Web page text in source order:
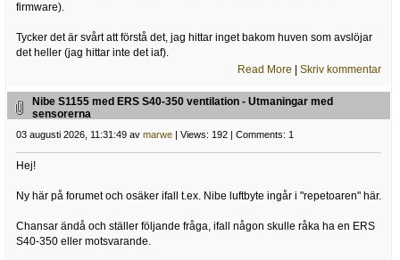
firmware).
Tycker det är svårt att förstå det, jag hittar inget bakom huven som avslöjar
det heller (jag hittar inte det iaf).
Read More |Skriv kommentar
Nibe S1155 med ERS S40-350 ventilation - Utmaningar med
sensorerna
03 augusti 2026, 11:31:49 av marwe| Views: 192 | Comments: 1
Hej!
Ny här på forumet och osäker ifall t.ex. Nibe luftbyte ingår i "repetoaren" här.
Chansar ändå och ställer följande fråga, ifall någon skulle råka ha en ERS
S40-350 eller motsvarande.